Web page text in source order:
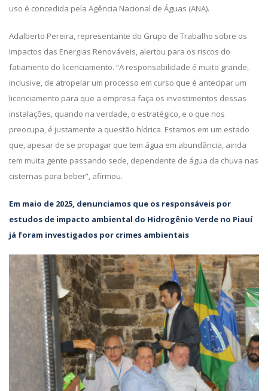
uso é concedida pela Agência Nacional de Águas (ANA).
Adalberto Pereira, representante do Grupo de Trabalho sobre os
Impactos das Energias Renováveis, alertou para os riscos do
fatiamento do licenciamento. “A responsabilidade é muito grande,
inclusive, de atropelar um processo em curso que é antecipar um
licenciamento para que a empresa faça os investimentos dessas
instalações, quando na verdade, o estratégico, e o que nos
preocupa, é justamente a questão hídrica. Estamos em um estado
que, apesar de se propagar que tem água em abundância, ainda
tem muita gente passando sede, dependente de água da chuva nas
cisternas para beber”, afirmou.
Em maio de 2025, denunciamos que os responsáveis por
estudos de impacto ambiental do Hidrogênio Verde no Piauí
já foram investigados por crimes ambientais